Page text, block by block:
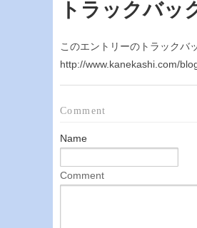
トラックバッ
このエントリーのトラックバ
http://www.kanekashi.com/
Comment
Name
Comment